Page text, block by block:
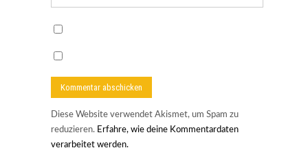
Diese Website verwendet Akismet, um Spam zu
reduzieren. Erfahre, wie deine Kommentardaten
verarbeitet werden.